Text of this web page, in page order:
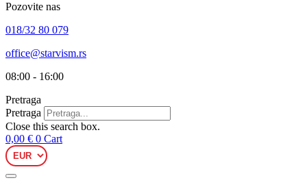
Pozovite nas
018/32 80 079
office@starvism.rs
08:00 - 16:00
Pretraga
Pretraga
Close this search box.
0,00 € 0 Cart